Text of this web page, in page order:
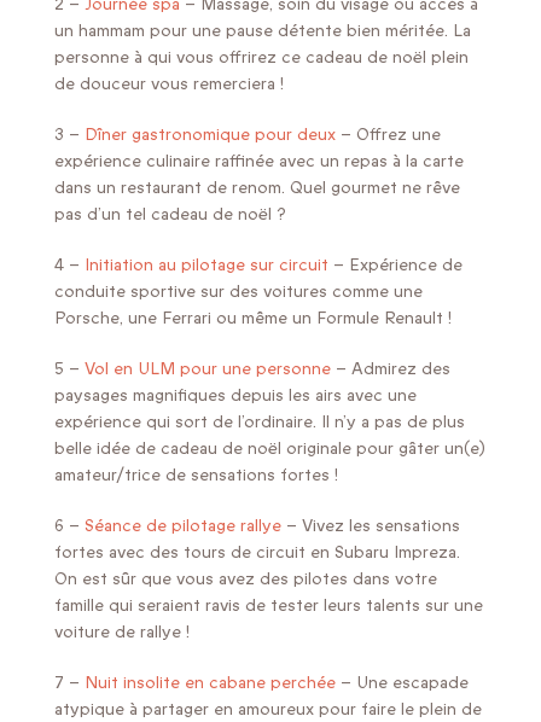
un hammam pour une pause détente bien méritée. La
personne à qui vous offrirez ce cadeau de noël plein
de douceur vous remerciera !
3 – Dîner gastronomique pour deux – Offrez une
expérience culinaire raffinée avec un repas à la carte
dans un restaurant de renom. Quel gourmet ne rêve
pas d’un tel cadeau de noël ?
4 – Initiation au pilotage sur circuit – Expérience de
conduite sportive sur des voitures comme une
Porsche, une Ferrari ou même un Formule Renault !
5 – Vol en ULM pour une personne – Admirez des
paysages magnifiques depuis les airs avec une
expérience qui sort de l’ordinaire. Il n’y a pas de plus
belle idée de cadeau de noël originale pour gâter un(e)
amateur/trice de sensations fortes !
6 – Séance de pilotage rallye – Vivez les sensations
fortes avec des tours de circuit en Subaru Impreza.
On est sûr que vous avez des pilotes dans votre
famille qui seraient ravis de tester leurs talents sur une
voiture de rallye !
7 – Nuit insolite en cabane perchée – Une escapade
atypique à partager en amoureux pour faire le plein de